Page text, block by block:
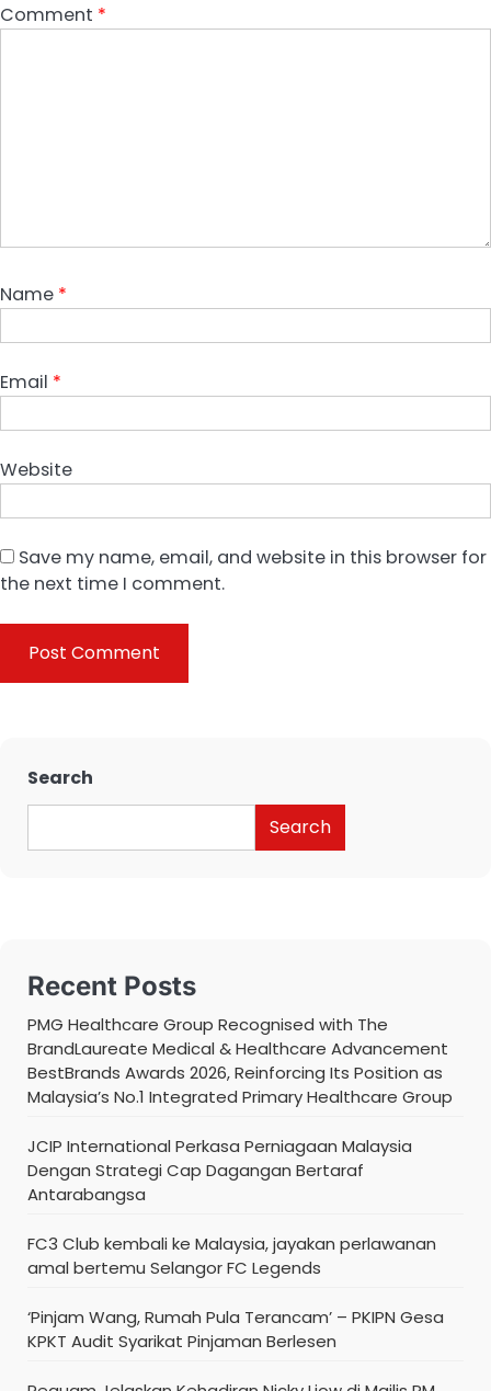
Comment *
Name *
Email *
Website
Save my name, email, and website in this browser for
the next time I comment.
Search
Search
Recent Posts
PMG Healthcare Group Recognised with The
BrandLaureate Medical & Healthcare Advancement
BestBrands Awards 2026, Reinforcing Its Position as
Malaysia’s No.1 Integrated Primary Healthcare Group
JCIP International Perkasa Perniagaan Malaysia
Dengan Strategi Cap Dagangan Bertaraf
Antarabangsa
FC3 Club kembali ke Malaysia, jayakan perlawanan
amal bertemu Selangor FC Legends
‘Pinjam Wang, Rumah Pula Terancam’ – PKIPN Gesa
KPKT Audit Syarikat Pinjaman Berlesen